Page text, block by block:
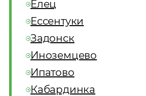
Елец
Ессентуки
Задонск
Иноземцево
Ипатово
Кабардинка